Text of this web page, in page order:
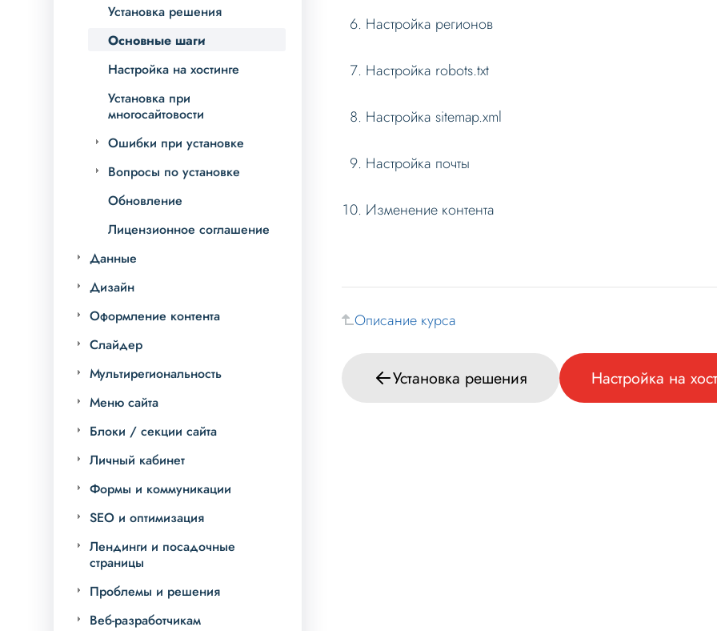
Установка решения
Основные шаги
Настройка на хостинге
Установка при
многосайтовости
Ошибки при установке
Вопросы по установке
Обновление
Лицензионное соглашение
Данные
Дизайн
Оформление контента
Слайдер
Мультирегиональность
Меню сайта
Блоки / секции сайта
Личный кабинет
Формы и коммуникации
SEO и оптимизация
Лендинги и посадочные
страницы
Проблемы и решения
Веб-разработчикам
Настройка регионов
Настройка robots.txt
Настройка sitemap.xml
Настройка почты
Изменение контента
Описание курса
Установка решения Настройка на